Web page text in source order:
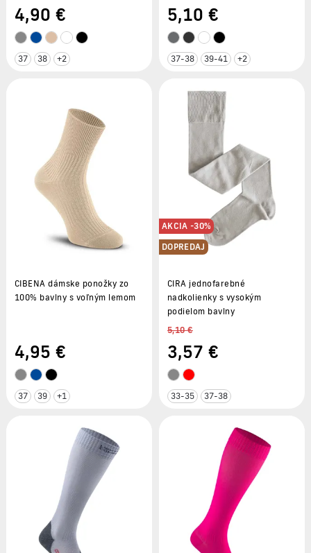
4,90 €
37 38 +2
5,10 €
37-38 39-41 +2
CIBENA dámske ponožky zo
100% bavlny s voľným lemom
4,95 €
37 39 +1
AKCIA -30%
DOPREDAJ
CIRA jednofarebné
nadkolienky s vysokým
podielom bavlny
5,10 €
3,57 €
33-35 37-38